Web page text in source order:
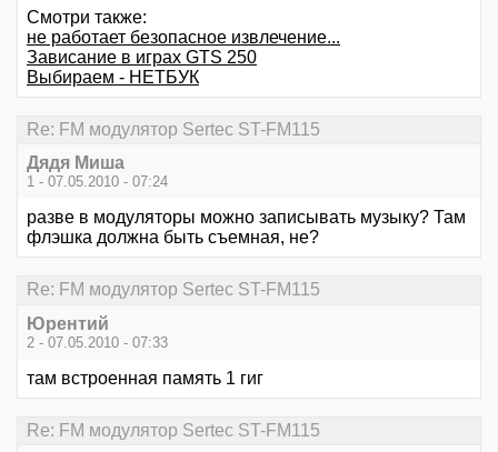
Смотри также:
не работает безопасное извлечение...
Зависание в играх GTS 250
Выбираем - НЕТБУК
Re: FM модулятор Sertec ST-FM115
Дядя Миша
1 - 07.05.2010 - 07:24
разве в модуляторы можно записывать музыку? Там
флэшка должна быть съемная, не?
Re: FM модулятор Sertec ST-FM115
Юрентий
2 - 07.05.2010 - 07:33
там встроенная память 1 гиг
Re: FM модулятор Sertec ST-FM115